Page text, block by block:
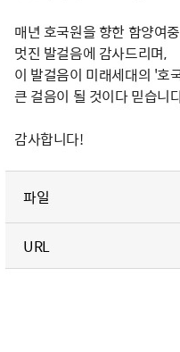
매년 호국원을 향한 함양여
멋진 발걸음에 감사드리며,
이 발걸음이 미래세대의 '호
큰 걸음이 될 것이다 믿습니
감사합니다!
파일
URL